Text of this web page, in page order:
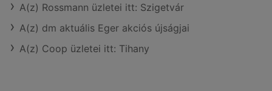
A(z) Rossmann üzletei itt: Szigetvár
A(z) dm aktuális Eger akciós újságjai
A(z) Coop üzletei itt: Tihany